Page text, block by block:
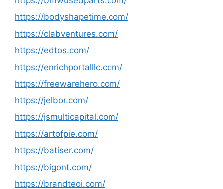
https://bodyshapetime.com/
https://clabventures.com/
https://edtos.com/
https://enrichportalllc.com/
https://freewarehero.com/
https://jelbor.com/
https://jsmulticapital.com/
https://artofpie.com/
https://batiser.com/
https://bigont.com/
https://brandteoi.com/